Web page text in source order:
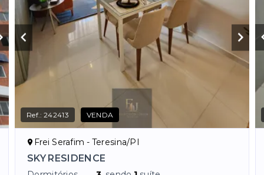
Ref.:242413 VENDA
Frei Serafim - Teresina/PI
SKY RESIDENCE